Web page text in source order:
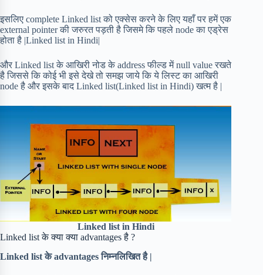
इसलिए complete Linked list को एक्सेस करने के लिए यहाँ पर हमें एक
external pointer की जरुरत पड़ती है जिसमे कि पहले node का एड्रेस
होता है |Linked list in Hindi|
और Linked list के आखिरी नोड के address फील्ड में null value रखते
है जिससे कि कोई भी इसे देखे तो समझ जाये कि ये लिस्ट का आखिरी
node है और इसके बाद Linked list(Linked list in Hindi) खत्म है |
Linked list in Hindi
Linked list के क्या क्या advantages है ?
Linked list के advantages निम्नलिखित है |